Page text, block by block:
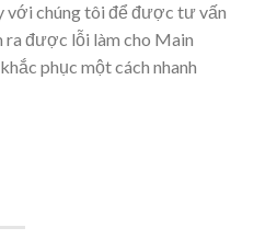
với chúng tôi để được tư vấn
ra được lỗi làm cho Main
phục một cách nhanh